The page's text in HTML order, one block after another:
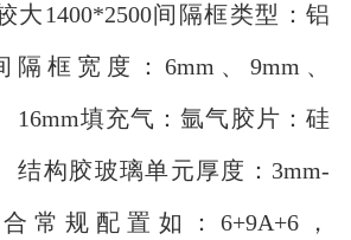
大1400*2500间隔框类型：铝
框宽度：6mm、9mm、
16mm填充气：氩气胶片：硅
结构胶玻璃单元厚度：3mm-
常规配置如：6+9A+6，